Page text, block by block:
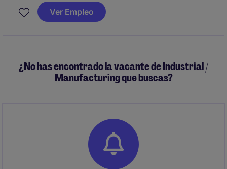
inmobiliarios. Es responsable de definir políticas de
producto, precio, promoción y distribución,
Ver Empleo
¿No has encontrado la vacante de Industrial /
Manufacturing que buscas?